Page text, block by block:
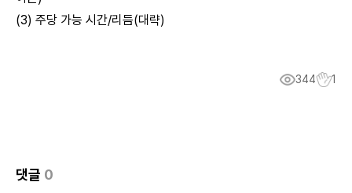
(3) 주당 가능 시간/리듬(대략)
344 1
댓글 0